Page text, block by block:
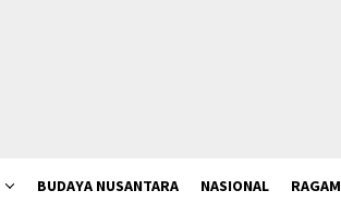
BUDAYA NUSANTARA NASIONAL RAGAM